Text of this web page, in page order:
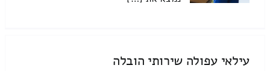
עילאי עפולה שירותי הובלה